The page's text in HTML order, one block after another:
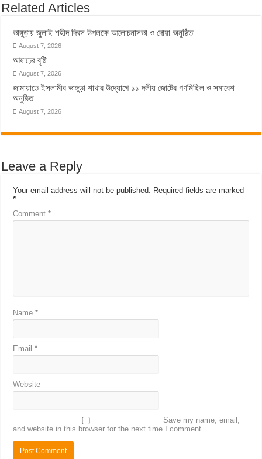
Related Articles
ভাঙ্গুড়ায় জুলাই শহীদ দিবস উপলক্ষে আলোচনাসভা ও দোয়া অনুষ্ঠিত
August 7, 2026
আষাঢ়ের বৃষ্টি
August 7, 2026
জামায়াতে ইসলামীর ভাঙ্গুড়া শাখার উদ্যোগে ১১ দলীয় জোটের গণমিছিল ও সমাবেশ
অনুষ্ঠিত
August 7, 2026
Leave a Reply
Your email address will not be published. Required fields are marked
*
Comment*
Name*
Email*
Website
Save my name, email,
and website in this browser for the next time I comment.